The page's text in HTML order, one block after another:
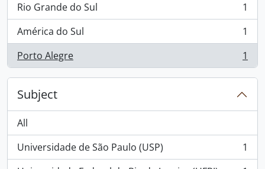
Rio Grande do Sul
, 1 results
1
América do Sul
, 1 results
1
Porto Alegre
, 1 results 1
Subject
All
Universidade de São Paulo (USP)
, 1 results
1